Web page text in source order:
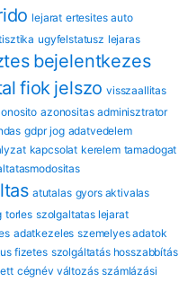
lejarat ertesites auto
ugyfelstatusz lejaras
bejelentkezes
fiok jelszo visszaallitas
azonositas adminisztrator
gdpr jog adatvedelem
kapcsolat kerelem tamadogat
atutalas gyors aktivalas
torles szolgaltatas lejarat
adatkezeles szemelyes adatok
fizetes szolgáltatás hosszabbítás
cégnév változás számlázási